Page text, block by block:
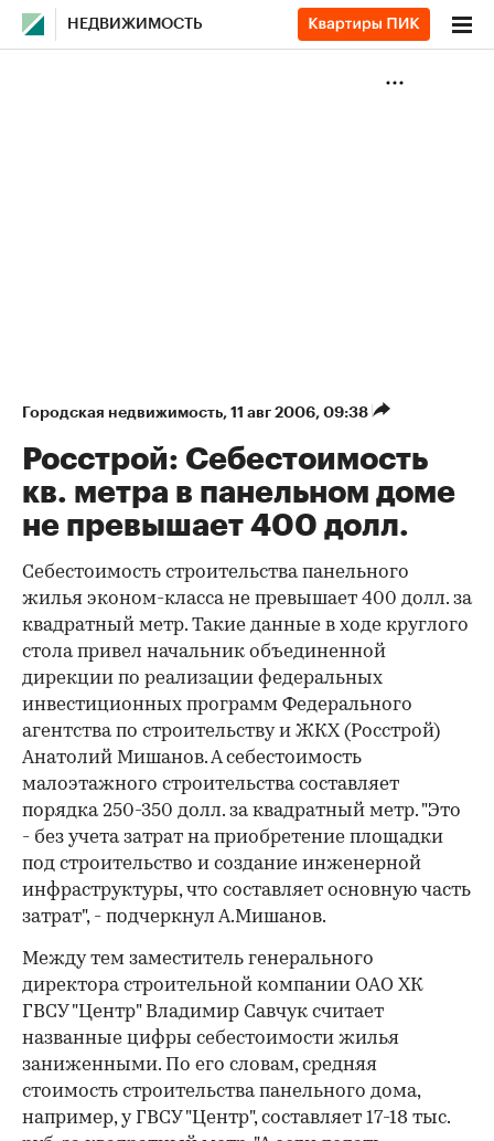
НЕДВИЖИМОСТЬ
Городская недвижимость⁠, 11 авг 2006, 09:38
Росстрой: Себестоимость
кв. метра в панельном доме
не превышает 400 долл.
Себестоимость строительства панельного
жилья эконом-класса не превышает 400 долл. за
квадратный метр. Такие данные в ходе круглого
стола привел начальник объединенной
дирекции по реализации федеральных
инвестиционных программ Федерального
агентства по строительству и ЖКХ (Росстрой)
Анатолий Мишанов. А себестоимость
малоэтажного строительства составляет
порядка 250-350 долл. за квадратный метр. "Это
- без учета затрат на приобретение площадки
под строительство и создание инженерной
инфраструктуры, что составляет основную часть
затрат", - подчеркнул А.Мишанов.
Между тем заместитель генерального
директора строительной компании ОАО ХК
ГВСУ "Центр" Владимир Савчук считает
названные цифры себестоимости жилья
заниженными. По его словам, средняя
стоимость строительства панельного дома,
например, у ГВСУ "Центр", составляет 17-18 тыс.